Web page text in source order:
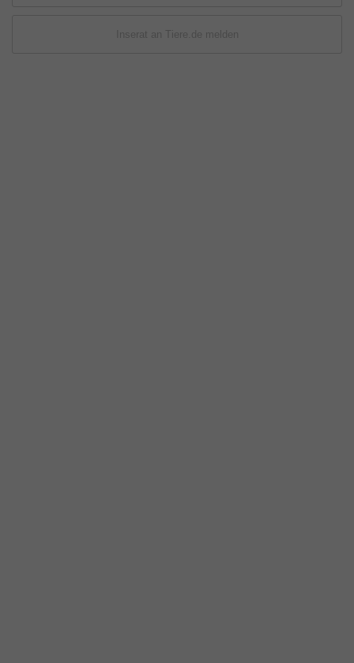
Inserat an Tiere.de melden